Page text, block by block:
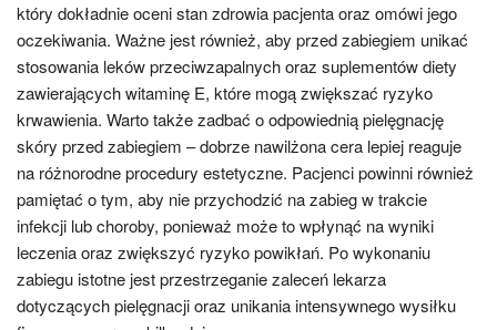
który dokładnie oceni stan zdrowia pacjenta oraz omówi jego
oczekiwania. Ważne jest również, aby przed zabiegiem unikać
stosowania leków przeciwzapalnych oraz suplementów diety
zawierających witaminę E, które mogą zwiększać ryzyko
krwawienia. Warto także zadbać o odpowiednią pielęgnację
skóry przed zabiegiem – dobrze nawilżona cera lepiej reaguje
na różnorodne procedury estetyczne. Pacjenci powinni również
pamiętać o tym, aby nie przychodzić na zabieg w trakcie
infekcji lub choroby, ponieważ może to wpłynąć na wyniki
leczenia oraz zwiększyć ryzyko powikłań. Po wykonaniu
zabiegu istotne jest przestrzeganie zaleceń lekarza
dotyczących pielęgnacji oraz unikania intensywnego wysiłku